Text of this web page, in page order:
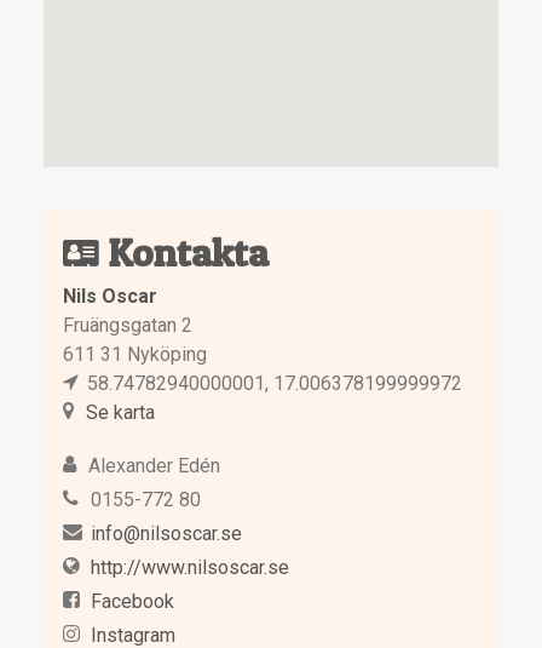
Kontakta
Nils Oscar
Fruängsgatan 2
611 31 Nyköping
58.74782940000001, 17.006378199999972
Se karta
Alexander Edén
0155-772 80
info@nilsoscar.se
http://www.nilsoscar.se
Facebook
Instagram